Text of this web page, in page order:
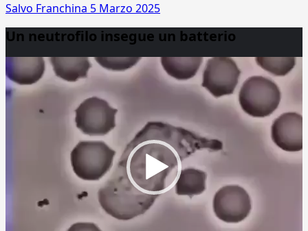
Salvo Franchina 5 Marzo 2025
Un neutrofilo insegue un batterio
Player